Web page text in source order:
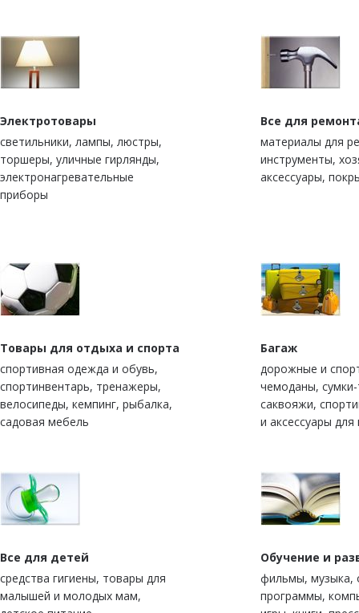
Электротовары
светильники, лампы, люстры,
торшеры, уличные гирлянды,
электронагревательные
приборы
Все для
материалы для
инструменты,
аксессуары,
Товары для отдыха и спорта
спортивная одежда и обувь,
спортинвентарь, тренажеры,
велосипеды, кемпинг, рыбалка,
садовая мебель
Багаж
дорожные и
чемоданы,
саквояжи,
и аксессуары
Все для детей
средства гигиены, товары для
малышей и молодых мам,
Обучение и
фильмы, музыка,
программы,